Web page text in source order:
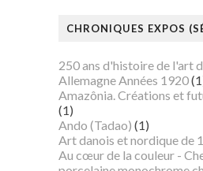
CHRONIQUES EXPOS
250 ans d'histoire de l'art
Allemagne Années 1920
Amazônia. Créations et
(1)
Ando (Tadao) (1)
Art danois et nordique de
Au cœur de la couleur -